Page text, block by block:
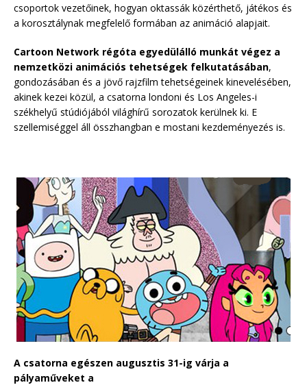
csoportok vezetőinek, hogyan oktassák közérthető, játékos és
a korosztálynak megfelelő formában az animáció alapjait.
Cartoon Network régóta egyedülálló munkát végez a
nemzetközi animációs tehetségek felkutatásában,
gondozásában és a jövő rajzfilm tehetségeinek kinevelésében,
akinek kezei közül, a csatorna londoni és Los Angeles-i
székhelyű stúdiójából világhírű sorozatok kerülnek ki. E
szellemiséggel áll összhangban e mostani kezdeményezés is.
A csatorna egészen augusztis 31-ig várja a
pályaműveket a